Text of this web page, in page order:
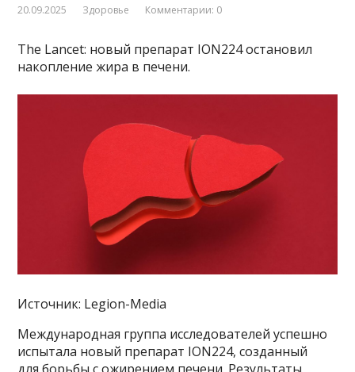
20.09.2025 Здоровье Комментарии: 0
The Lancet: новый препарат ION224 остановил
накопление жира в печени.
Источник: Legion-Media
Международная группа исследователей успешно
испытала новый препарат ION224, созданный